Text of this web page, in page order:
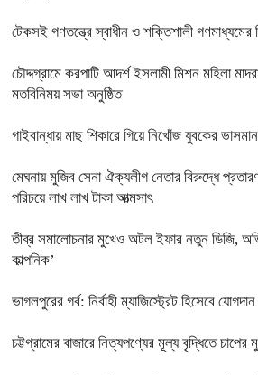
টেকসই গণতন্ত্রে স্বাধীন ও শক্তিশালী গণমাধ্যমের
চৌদ্দগ্রামে করপাটি আদর্শ ইসলামী মিশন মহিলা
মতবিনিময় সভা অনুষ্ঠিত
গাইবান্ধায় মাছ শিকারে গিয়ে নিখোঁজ যুবকের
মেঘনায় মুজিব সেনা ঐক্যলীগ নেতার বিরুদ্ধে
পরিচয়ে লাখ লাখ টাকা আত্মসাৎ
তীব্র সমালোচনার মুখেও অটল ইফার নতুন ডিজি,
কাল্পনিক’
ভাগলপুরের গর্ব: নির্বাহী ম্যাজিস্ট্রেট হিসেবে
চট্টগ্রামের বাজারে নিত্যপণ্যের মূল্য বৃদ্ধিতে